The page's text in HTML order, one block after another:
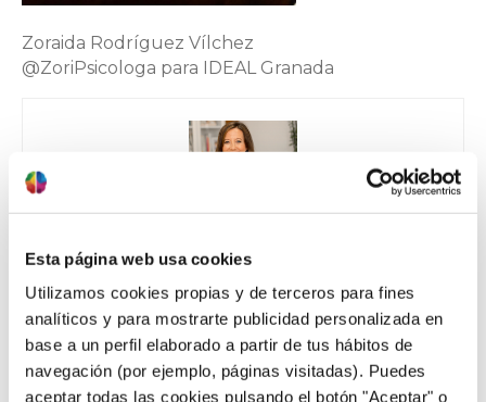
Esta página web usa cookies
Utilizamos cookies propias y de terceros para fines
analíticos y para mostrarte publicidad personalizada en
base a un perfil elaborado a partir de tus hábitos de
navegación (por ejemplo, páginas visitadas). Puedes
aceptar todas las cookies pulsando el botón "Aceptar" o
Zoraida Rodríguez Vílchez
@ZoriPsicologa para IDEAL Granada
directora de Zoraida Rodríguez Centro de
Psicología.
Zoraida es una psicóloga sanitaria especializada en
adultos desde 2005, con experiencia en temas como